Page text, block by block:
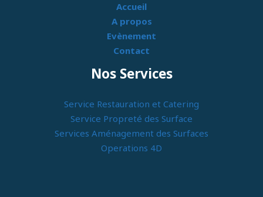
Accueil
A propos
Evènement
Contact
Nos Services
Service Restauration et Catering
Service Propreté des Surface
Services Aménagement des Surfaces
Operations 4D